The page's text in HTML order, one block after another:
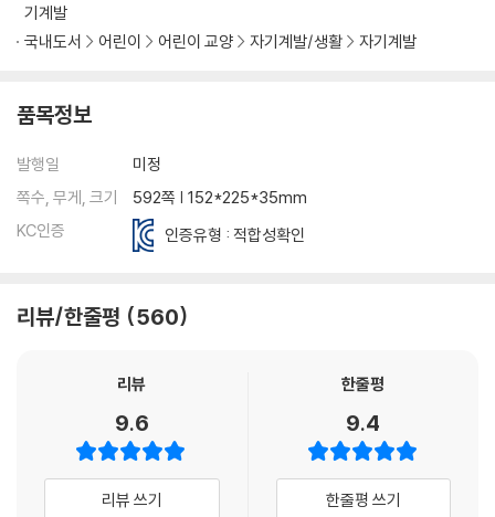
기계발
국내도서
어린이 어린이 교양 자기계발/생활 자기계발
품목정보
발행일
미정
쪽수, 무게, 크기
592쪽 | 152*225*35mm
KC인증
인증유형 : 적합성확인
리뷰/한줄평 560
리뷰
9.6
리뷰 쓰기
한줄평
9.4
한줄평 쓰기